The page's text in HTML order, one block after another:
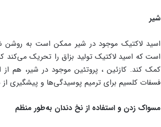
شیر
اسید لاکتیک موجود در شیر ممکن است به
است که اسید لاکتیک تولید بزاق را تحریک
کمک کند. کازئین ، پروتئین موجود در شیر، هم
فسفات کلسیم برای ترمیم پوسیدگی‌ها و پیشگیری
مسواک زدن و استفاده از نخ دندان به‌طور منظم